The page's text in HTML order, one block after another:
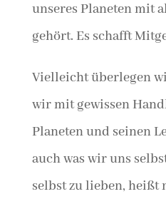
unseres Planeten mit
gehört. Es schafft
Vielleicht überlegen
wir mit gewissen
Planeten und seinen
auch was wir uns
selbst zu lieben, heißt